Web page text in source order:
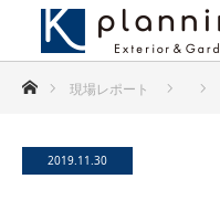
ホーム現場レポート
2019.11.30